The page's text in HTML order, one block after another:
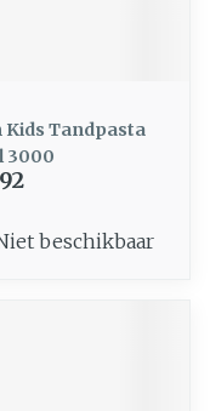
Kids Tandpasta
3000
beschikbaar